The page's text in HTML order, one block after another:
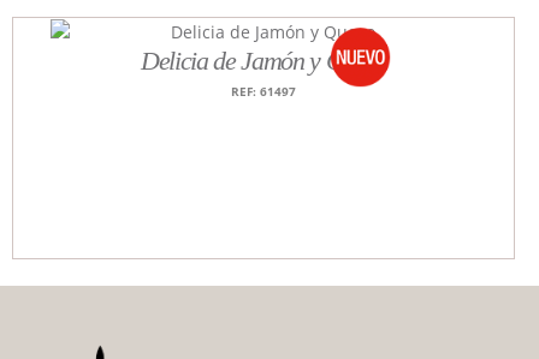
Delicia de Jamón y Queso
REF: 61497